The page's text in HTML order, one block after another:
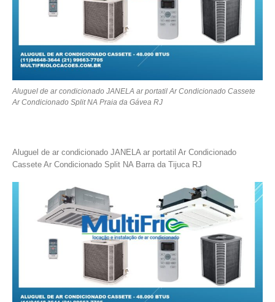
Aluguel de ar condicionado JANELA ar portatil Ar Condicionado Cassete
Ar Condicionado Split NA Praia da Gávea RJ
Aluguel de ar condicionado JANELA ar portatil Ar Condicionado
Cassete Ar Condicionado Split NA Barra da Tijuca RJ